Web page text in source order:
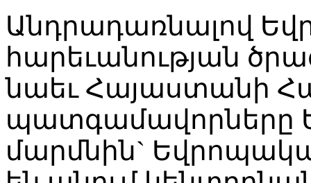
Անդրադառնալով
հարեւանության
նաեւ Հայաստանի
պատգամավորները
մարմնին`